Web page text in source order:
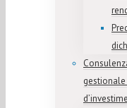
gestionale